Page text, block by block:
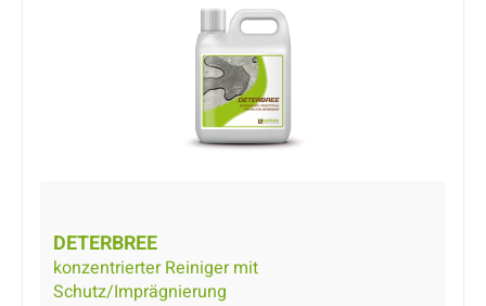
DETERBREE
konzentrierter Reiniger mit
Schutz/Imprägnierung